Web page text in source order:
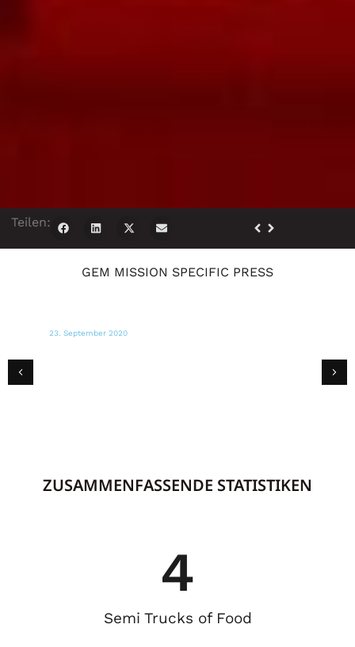
Teilen:
GEM MISSION SPECIFIC PRESS
Oktober 17, 2020
ZUSAMMENFASSENDE STATISTIKEN
Semi Trucks of Food
4